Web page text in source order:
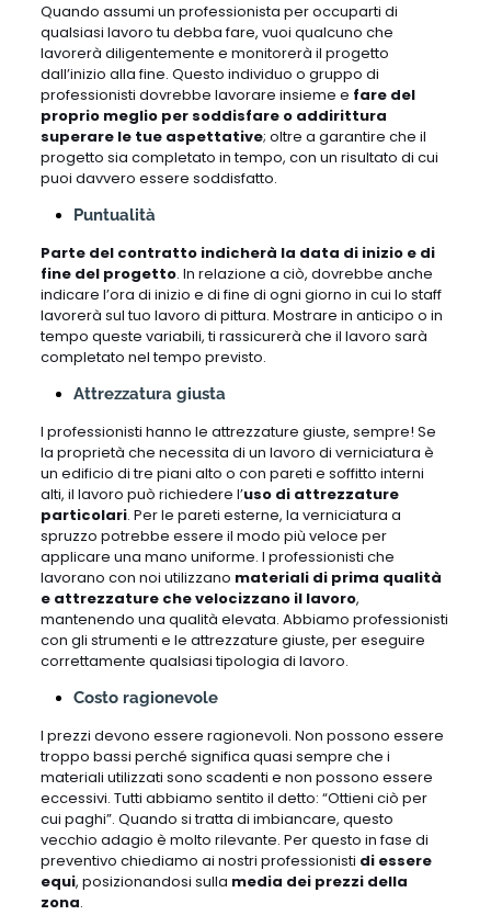
Quando assumi un professionista per occuparti di
qualsiasi lavoro tu debba fare, vuoi qualcuno che
lavorerà diligentemente e monitorerà il progetto
dall’inizio alla fine. Questo individuo o gruppo di
professionisti dovrebbe lavorare insieme e fare del
proprio meglio per soddisfare o addirittura
superare le tue aspettative; oltre a garantire che il
progetto sia completato in tempo, con un risultato di cui
puoi davvero essere soddisfatto.
Puntualità
Parte del contratto indicherà la data di inizio e di
fine del progetto. In relazione a ciò, dovrebbe anche
indicare l’ora di inizio e di fine di ogni giorno in cui lo staff
lavorerà sul tuo lavoro di pittura. Mostrare in anticipo o in
tempo queste variabili, ti rassicurerà che il lavoro sarà
completato nel tempo previsto.
Attrezzatura giusta
I professionisti hanno le attrezzature giuste, sempre! Se
la proprietà che necessita di un lavoro di verniciatura è
un edificio di tre piani alto o con pareti e soffitto interni
alti, il lavoro può richiedere l’uso di attrezzature
particolari. Per le pareti esterne, la verniciatura a
spruzzo potrebbe essere il modo più veloce per
applicare una mano uniforme. I professionisti che
lavorano con noi utilizzano materiali di prima qualità
e attrezzature che velocizzano il lavoro,
mantenendo una qualità elevata. Abbiamo professionisti
con gli strumenti e le attrezzature giuste, per eseguire
correttamente qualsiasi tipologia di lavoro.
Costo ragionevole
I prezzi devono essere ragionevoli. Non possono essere
troppo bassi perché significa quasi sempre che i
materiali utilizzati sono scadenti e non possono essere
eccessivi. Tutti abbiamo sentito il detto: “Ottieni ciò per
cui paghi”. Quando si tratta di imbiancare, questo
vecchio adagio è molto rilevante. Per questo in fase di
preventivo chiediamo ai nostri professionisti di essere
equi, posizionandosi sulla media dei prezzi della
zona.